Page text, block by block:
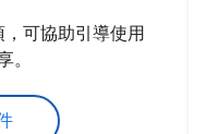
可協助引導使用
。